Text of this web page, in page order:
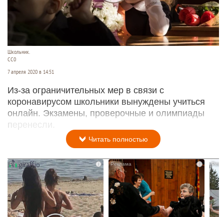
Школьник.
СС0
7 апреля 2020 в 14:51
Из-за ограничительных мер в связи с
коронавирусом школьники вынуждены учиться
онлайн. Экзамены, проверочные и олимпиады
перенесли.
Читать полностью
i